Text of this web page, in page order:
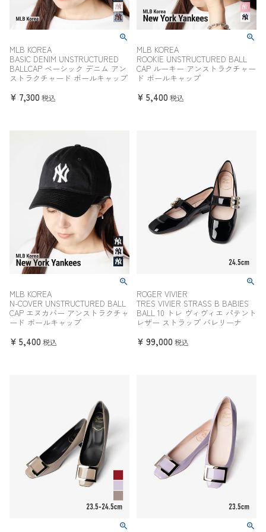
MLB KOREA
BASIC DENIM UNSTRUCTURED
BALLCAP ベーシック デニム アン
ストラクチャード ボールキャップ
¥ 7,300 税込
MLB KOREA
ROOKIE UNSTRUCTURED BALL
CAP ルーキー アンストラクチャー
ド ボールキャップ
¥ 5,400 税込
MLB KOREA
N-COVER UNSTRUCTURED BALL
CAP エヌカバー アンストラクチャ
ード ボールキャップ
¥ 5,400 税込
ROGER VIVIER
TRES VIVIER STRASS B BABIES
BALL 10 トレ ヴィヴィエ パテント
レザー ストラップ バレリーナ
¥ 99,000 税込